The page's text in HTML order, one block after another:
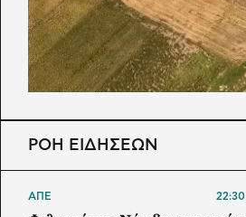
ΡΟΗ ΕΙΔΗΣΕΩΝ
ΑΠΕ 22:30